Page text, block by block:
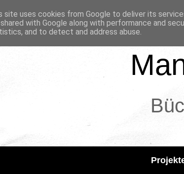
site uses cookies from Google to deliver its
with Google along with performance and
and to detect and address abuse.